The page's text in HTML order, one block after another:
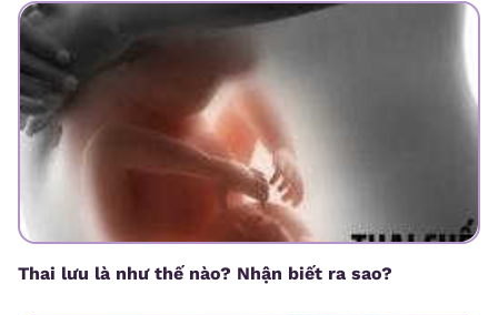
Thai lưu là như thế nào? Nhận biết ra sao?